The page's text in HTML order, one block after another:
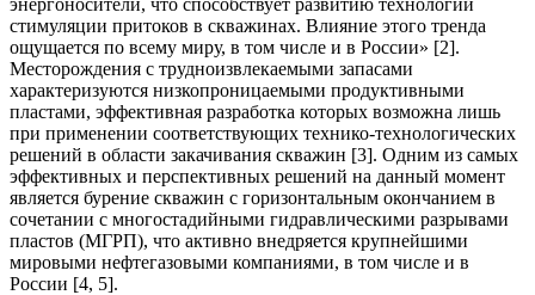
стимуляции притоков в скважинах. Влияние этого тренда
ощущается по всему миру, в том числе и в России» [2].
Месторождения с трудноизвлекаемыми запасами
характеризуются низкопроницаемыми продуктивными
пластами, эффективная разработка которых возможна лишь
при применении соответствующих технико-технологических
решений в области закачивания скважин [3]. Одним из самых
эффективных и перспективных решений на данный момент
является бурение скважин с горизонтальным окончанием в
сочетании с многостадийными гидравлическими разрывами
пластов (МГРП), что активно внедряется крупнейшими
мировыми нефтегазовыми компаниями, в том числе и в
России [4, 5].